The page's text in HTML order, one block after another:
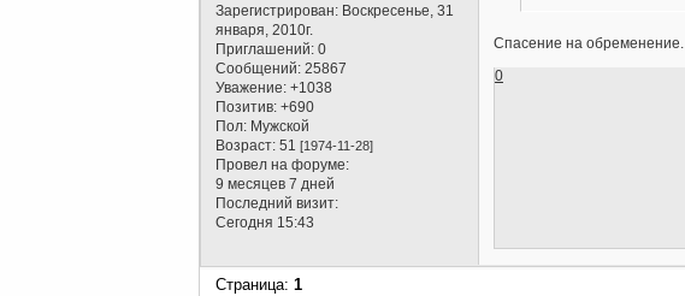
Зарегистрирован: Воскресенье, 31
января, 2010г.
Приглашений: 0
Сообщений: 25867
Уважение: +1038
Позитив: +690
Пол: Мужской
Возраст: 51[1974-11-28]
Провел на форуме:
9 месяцев 7 дней
Последний визит:
Сегодня 15:43
Спасение на обременение.
0
Страница:1